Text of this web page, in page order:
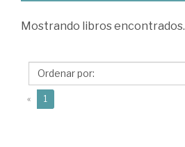
Moreno
Andrés
Mostrando libros encontrados.
« 1